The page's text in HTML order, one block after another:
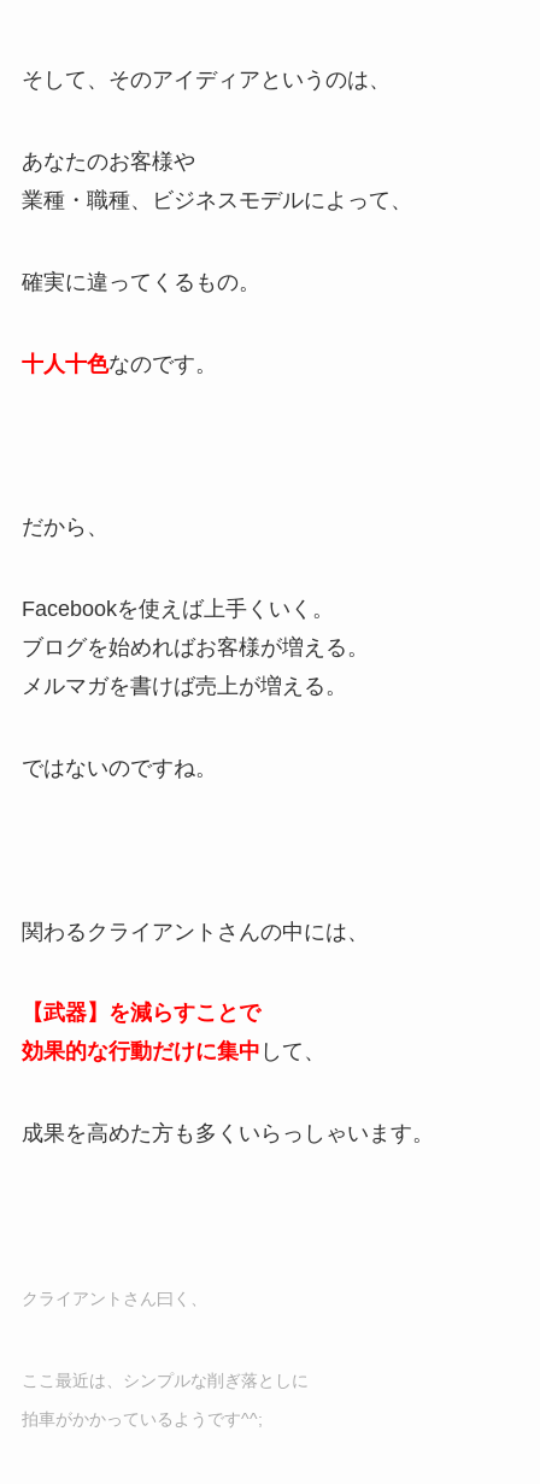
そして、そのアイディアというのは、
あなたのお客様や
業種・職種、ビジネスモデルによって、
確実に違ってくるもの。
十人十色なのです。
だから、
Facebookを使えば上手くいく。
ブログを始めればお客様が増える。
メルマガを書けば売上が増える。
ではないのですね。
関わるクライアントさんの中には、
【武器】を減らすことで
効果的な行動だけに集中 して、
成果を高めた方も多くいらっしゃいます。
クライアントさん曰く、
ここ最近は、シンプルな削ぎ落としに
拍車がかかっているようです^^;